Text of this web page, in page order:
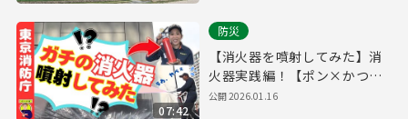
07:42
防災
【消火器を噴射してみた】消
火器実践編！【ポン×かつ
道】
公開2026.01.16